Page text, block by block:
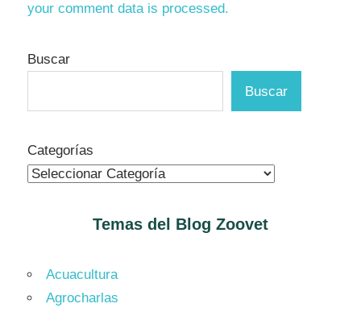
your comment data is processed.
Buscar
Buscar
Categorías
Temas del Blog Zoovet
Acuacultura
Agrocharlas